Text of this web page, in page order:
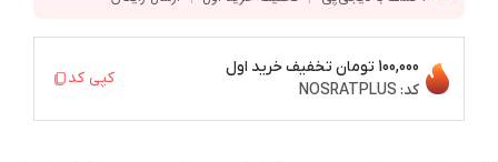
100,000 تومان
تخفیف خرید اول
کد: NOSRATPLUS
کپی کد